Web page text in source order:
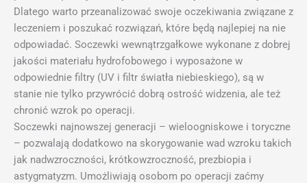
Dlatego warto przeanalizować swoje oczekiwania związane z
leczeniem i poszukać rozwiązań, które będą najlepiej na nie
odpowiadać. Soczewki wewnątrzgałkowe wykonane z dobrej
jakości materiału hydrofobowego i wyposażone w
odpowiednie filtry (UV i filtr światła niebieskiego), są w
stanie nie tylko przywrócić dobrą ostrość widzenia, ale też
chronić wzrok po operacji.
Soczewki najnowszej generacji – wieloogniskowe i toryczne
– pozwalają dodatkowo na skorygowanie wad wzroku takich
jak nadwzroczności, krótkowzroczność, prezbiopia i
astygmatyzm. Umożliwiają osobom po operacji zaćmy